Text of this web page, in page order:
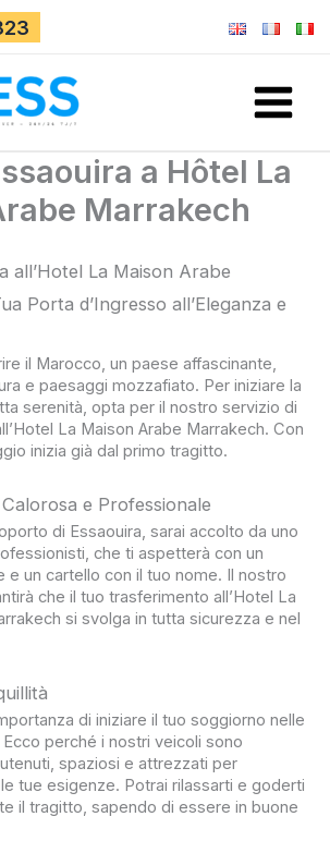
a Hôtel La
Marrakech
all’Hotel La Maison Arabe
Porta d’Ingresso all’Eleganza e
il Marocco, un paese affascinante,
e paesaggi mozzafiato. Per iniziare la
serenità, opta per il nostro servizio di
La Maison Arabe Marrakech. Con
inizia già dal primo tragitto.
e Professionale
di Essaouira, sarai accolto da uno
che ti aspetterà con un
e un cartello con il tuo nome. Il nostro
che il tuo trasferimento all’Hotel La
si svolga in tutta sicurezza e nel
di iniziare il tuo soggiorno nelle
perché i nostri veicoli sono
spaziosi e attrezzati per
tue esigenze. Potrai rilassarti e goderti
il tragitto, sapendo di essere in buone